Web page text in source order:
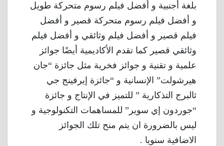
بلغة أجنبية و أفضل فيلم رسوم متحركة طويل
و أفضل فيلم رسوم متحركة قصير و أفضل
فيلم قصير و أفضل فيلم وثائقي و أفضل فيلم
وثائقي قصير كما تقدم الأكاديمية أيضًا جوائز
علمية و تقنية و جوائز فخرية مثل جائزة “جان
هيرشولت” الإنسانية و “جائزة إيرفينج جي
ثالبرج التذكارية ” للتميز في الإنتاج و جائزة
“جوردون إي سوير” للمساهمات التكنولوجية و
ليس بالضرورة ان يتم منح تلك الجوائز
الاضافية سنويا .